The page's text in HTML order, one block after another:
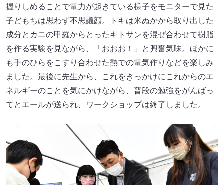
握りしめることで電力が起きている様子をモニターで見た
子どもちは思わず不思議顔。トキは米ぬかから取り出した
成分とカニの甲羅からとったキトサンを混ぜ合わせて樹脂
を作る実験を見ながら、「おおお！」と興奮気味。ほかに
も手のひらをこすり合わせた熱での電気作りなどを楽しみ
ました。最後に先生から、これをきっかけにこれからのエ
ネルギーのことを気にかけながら、普段の勉強をがんばっ
てとエールが送られ、ワークショップは終了しました。